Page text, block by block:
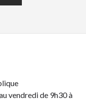
vendredi de 9h30 à